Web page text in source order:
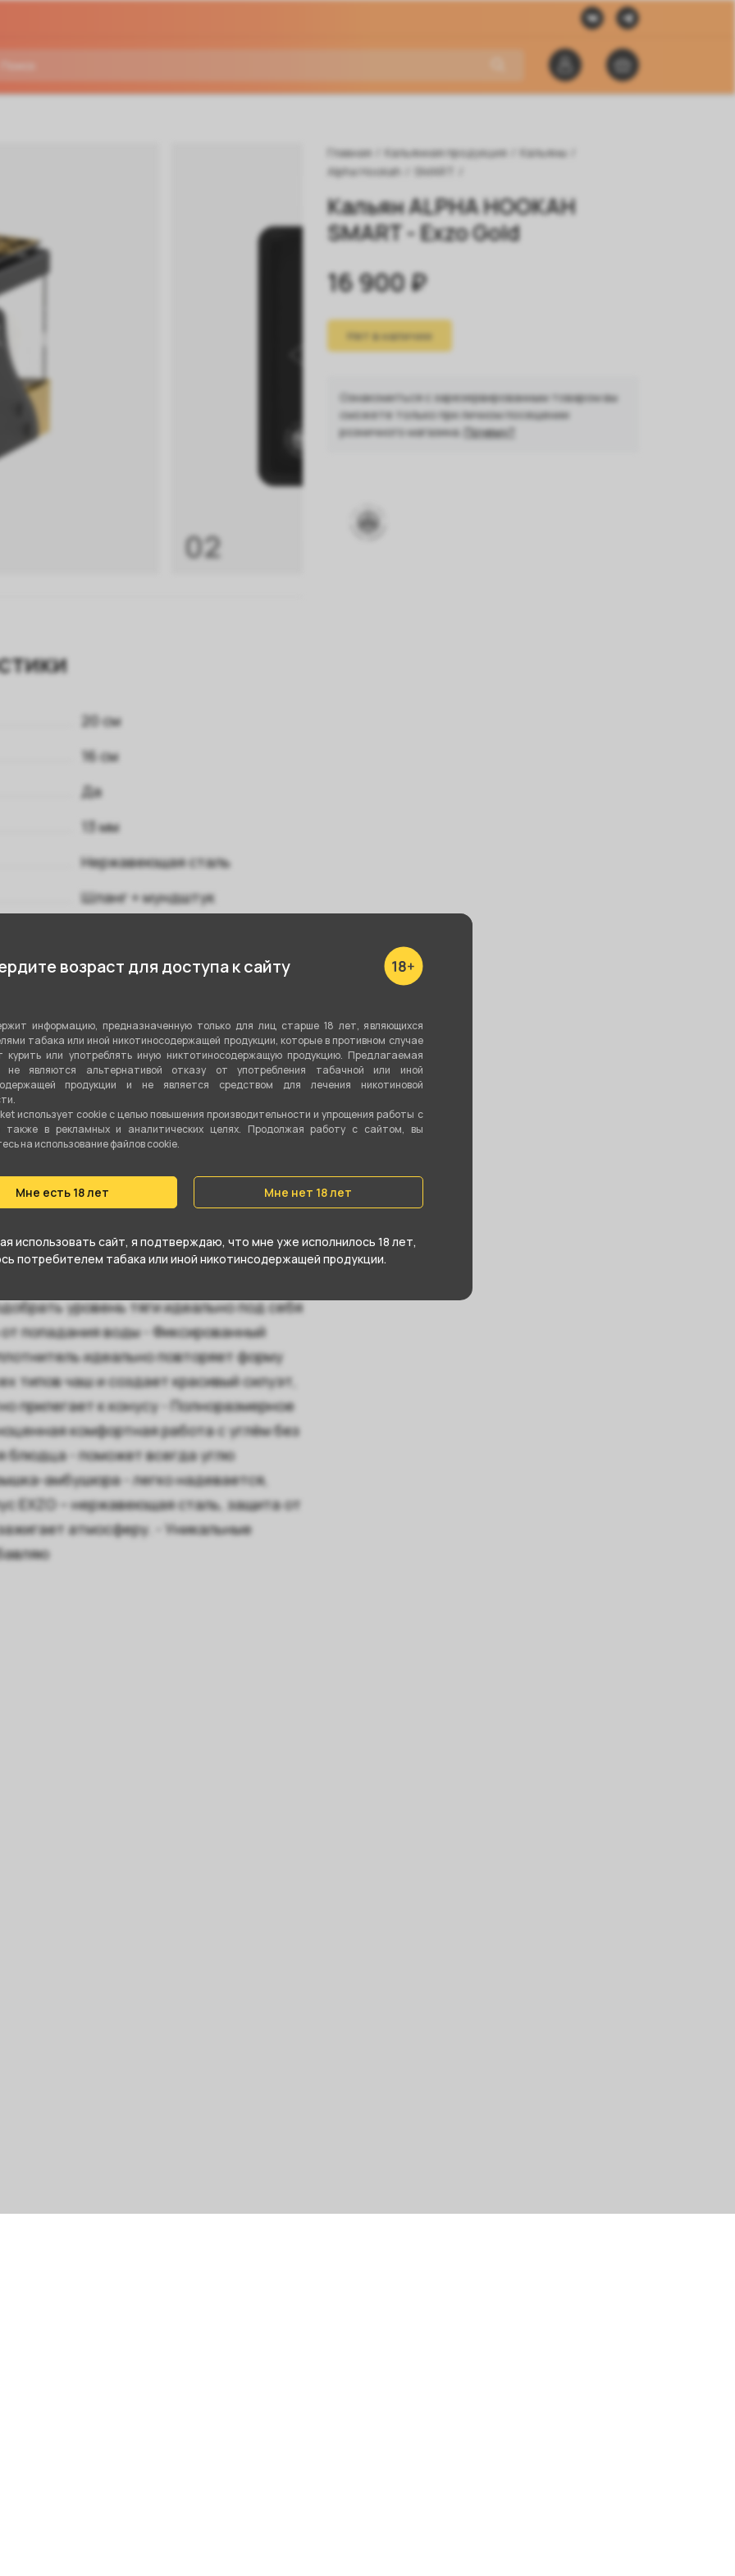
возраст для доступа к сайту
информацию, предназначенную только для лиц старше 18 лет, являющихся
табака или иной никотиносодержащей продукции, которые в противном случае
курить или употреблять иную никтотиносодержащую продукцию. Предлагаемая
не являются альтернативой отказу от употребления табачной или иной
продукции и не является средством для лечения никотиновой
использует cookie c целью повышения производительности и упрощения работы с
также в рекламных и аналитических целях. Продолжая работу с сайтом, вы
на использование файлов cookie.
Мне есть 18 лет Мне нет 18 лет
использовать сайт, я подтверждаю, что мне уже исполнилось 18 лет,
потребителем табака или иной никотинсодержащей продукции.
02
20 см
16 см
Да
13 мм
Нержавеющая сталь
Шланг + мундштук
Уплотнитель
Да
Черный,Золото
- дым словно бурная река или
каскад чувств и желание скорее
диффузор из нержавеющей
титана, придающий ему золотой
уровень тяги идеально под себя
от попадания воды - Фиксированный
идеально повторяет форму
типов чаш и создает красивый силуэт,
прилегает к конусу - Полноразмерное
комфортная работа с углём без
блюдца - поможет всегда углю
амбушюра - легко надевается,
EXZO – нержавеющая сталь, защита от
атмосферу. - Уникальные
Главная Кальянная продукция Кальяны
Alpha Hookah
SMART
Кальян ALPHA HOOKAH
SMART - Exzo Gold
16 900 ₽
Нет в наличии
Ознакомиться с зарезервированным товаром вы
сможете только при личном посещении
розничного магазина. Почему?